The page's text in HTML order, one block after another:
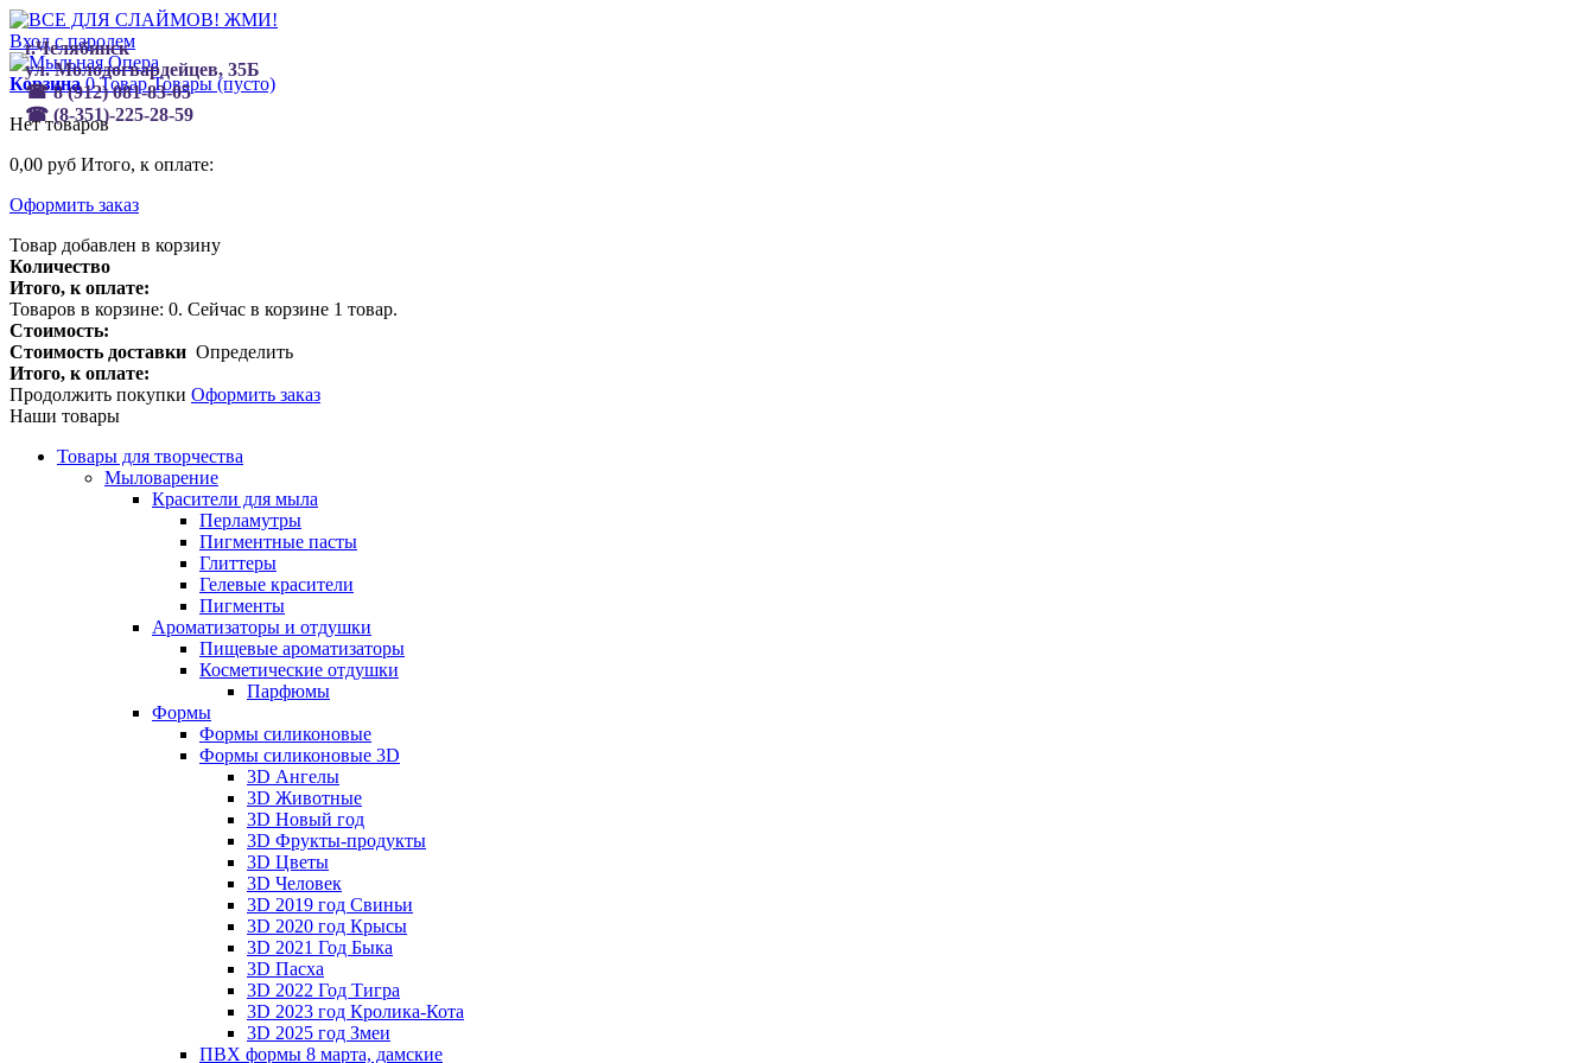
Вход с паролем
Корзина 0 Товар Товары (пусто)
Нет товаров
0,00 руб Итого, к оплате:
Оформить заказ
Товар добавлен в корзину
Количество
Итого, к оплате:
Товаров в корзине: 0. Сейчас в корзине 1 товар.
Стоимость:
Стоимость доставки Определить
Итого, к оплате:
Продолжить покупки Оформить заказ
Наши товары
Товары для творчества
Мыловарение
Красители для мыла
Перламутры
Пигментные пасты
Глиттеры
Гелевые красители
Пигменты
Ароматизаторы и отдушки
Пищевые ароматизаторы
Косметические отдушки
Парфюмы
Формы
Формы силиконовые
Формы силиконовые 3D
3D Ангелы
3D Животные
3D Новый год
3D Фрукты-продукты
3D Цветы
3D Человек
3D 2019 год Свиньи
3D 2020 год Крысы
3D 2021 Год Быка
3D Пасха
3D 2022 Год Тигра
3D 2023 год Кролика-Кота
3D 2025 год Змеи
ПВХ формы 8 марта, дамские
г.Челябинск
ул.Молодогвардейцев, 35Б
☎ 8 (912) 081-83-05
☎ (8-351)-225-28-59